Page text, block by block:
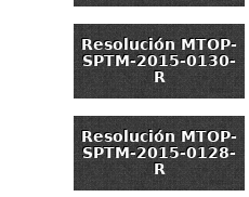
Resolución MTOP-
SPTM-2015-0130-
R
Resolución MTOP-
SPTM-2015-0128-
R